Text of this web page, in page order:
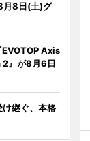
月8日(土)グ
EVOTOP Axis
』が8月6日
継ぐ、本格